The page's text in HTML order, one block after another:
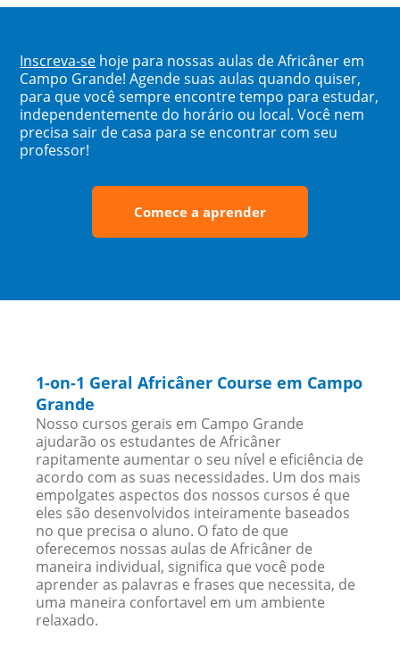
Inscreva-se hoje para nossas aulas de Africâner em
Campo Grande! Agende suas aulas quando quiser,
para que você sempre encontre tempo para estudar,
independentemente do horário ou local. Você nem
precisa sair de casa para se encontrar com seu
professor!
Comece a aprender
1-on-1 Geral Africâner Course em Campo
Grande
Nosso cursos gerais em Campo Grande
ajudarão os estudantes de Africâner
rapitamente aumentar o seu nível e eficiência de
acordo com as suas necessidades. Um dos mais
empolgates aspectos dos nossos cursos é que
eles são desenvolvidos inteiramente baseados
no que precisa o aluno. O fato de que
oferecemos nossas aulas de Africâner de
maneira individual, significa que você pode
aprender as palavras e frases que necessita, de
uma maneira confortavel em um ambiente
relaxado.